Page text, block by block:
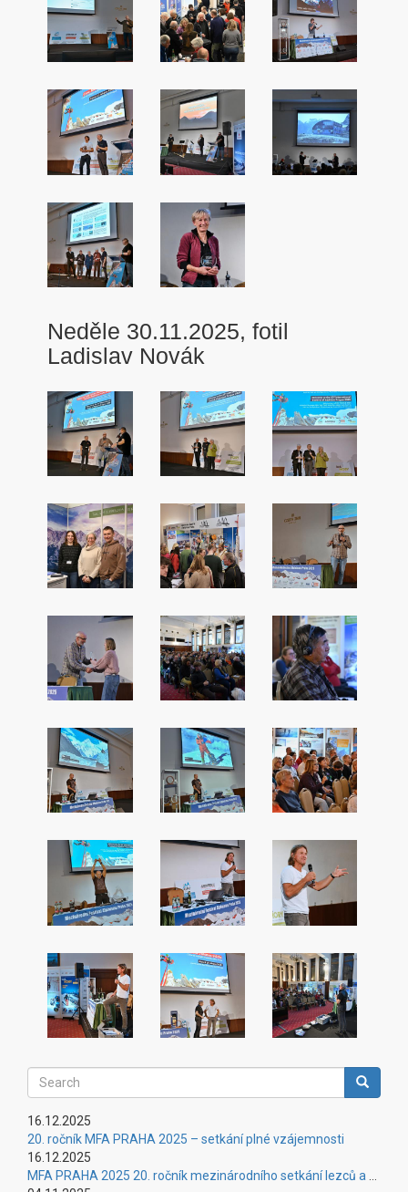
Neděle 30.11.2025, fotil
Ladislav Novák
Search Search
16.12.2025
20. ročník MFA PRAHA 2025 – setkání plné vzájemnosti
16.12.2025